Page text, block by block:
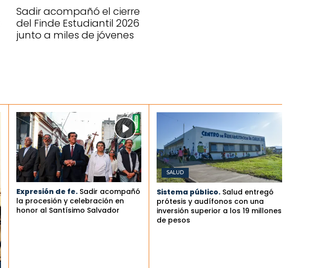
Sadir acompañó el cierre
del Finde Estudiantil 2026
junto a miles de jóvenes
Expresión de fe. Sadir acompañó
la procesión y celebración en
honor al Santísimo Salvador
SALUD
Sistema público. Salud entregó
prótesis y audífonos con una
inversión superior a los 19 millones
de pesos